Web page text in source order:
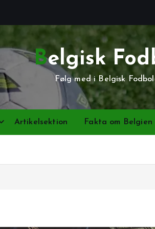
Belgisk
Følg med i Belgisk
Artikelsektion Fakta om Belgien